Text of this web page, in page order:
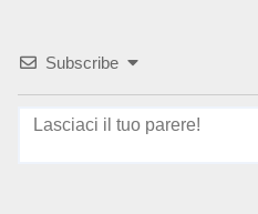
Subscribe